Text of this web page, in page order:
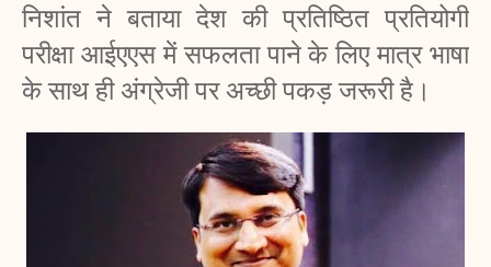
निशांत ने बताया देश की प्रतिष्ठित प्रतियोगी
परीक्षा आईएएस में सफलता पाने के लिए मात्र भाषा
के साथ ही अंग्रेजी पर अच्छी पकड़ जरूरी है।